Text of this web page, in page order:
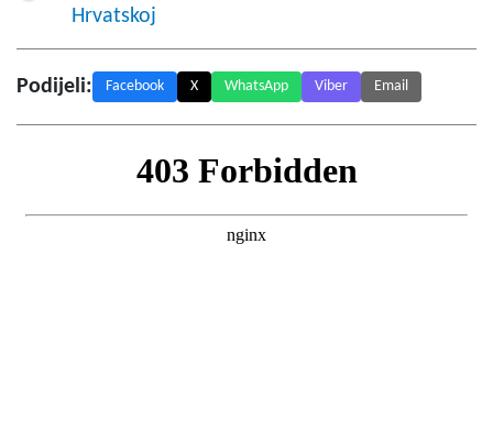
Hrvatskoj
Podijeli: Facebook X WhatsApp Viber Email